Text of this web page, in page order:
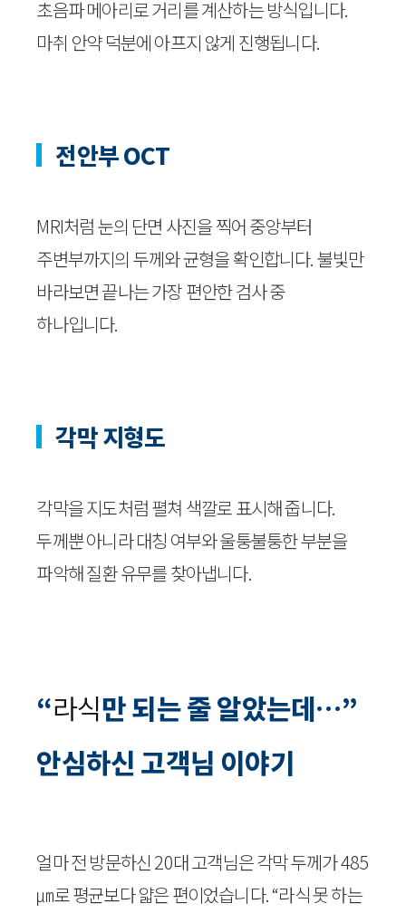
초음파 메아리로 거리를 계산하는 방식입니다.
마취 안약 덕분에 아프지 않게 진행됩니다.
전안부 OCT
MRI처럼 눈의 단면 사진을 찍어 중앙부터
주변부까지의 두께와 균형을 확인합니다. 불빛만
바라보면 끝나는 가장 편안한 검사 중
하나입니다.
각막 지형도
각막을 지도처럼 펼쳐 색깔로 표시해 줍니다.
두께뿐 아니라 대칭 여부와 울퉁불퉁한 부분을
파악해 질환 유무를 찾아냅니다.
“라식만 되는 줄 알았는데…”
안심하신 고객님 이야기
얼마 전 방문하신 20대 고객님은 각막 두께가 485
㎛로 평균보다 얇은 편이었습니다. “라식 못 하는